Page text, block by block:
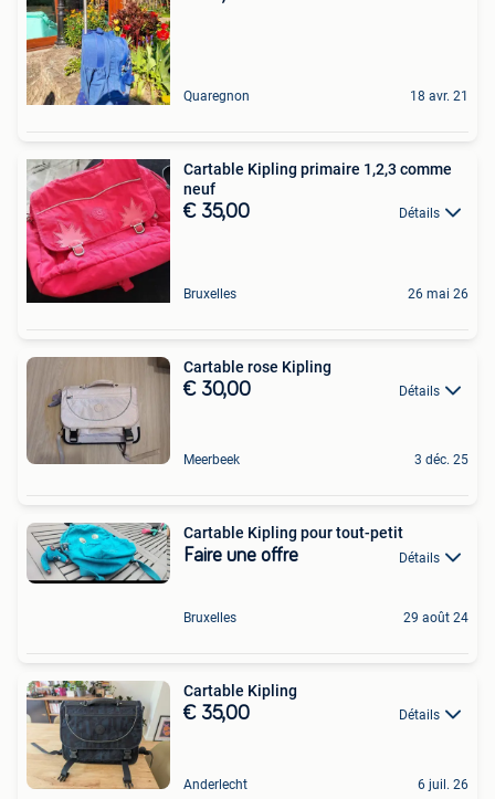
Quaregnon 18 avr. 21
Cartable Kipling primaire 1,2,3 comme
neuf
€ 35,00 Détails
Bruxelles 26 mai 26
Cartable rose Kipling
€ 30,00 Détails
Meerbeek 3 déc. 25
Cartable Kipling pour tout-petit
Faire une offre Détails
Bruxelles 29 août 24
Cartable Kipling
€ 35,00 Détails
Anderlecht 6 juil. 26